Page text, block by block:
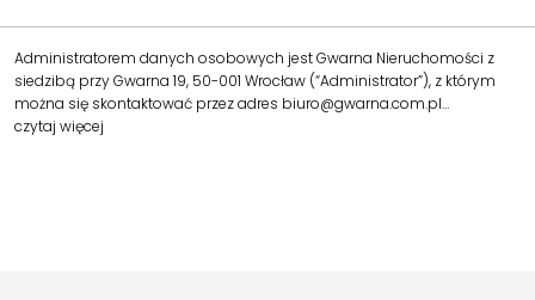
Administratorem danych osobowych jest Gwarna Nieruchomości z
siedzibą przy Gwarna 19, 50-001 Wrocław (“Administrator”), z którym
można się skontaktować przez adres biuro@gwarna.com.pl…
czytaj więcej